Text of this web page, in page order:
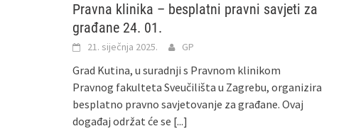
Pravna klinika – besplatni pravni savjeti za
građane 24. 01.
21. siječnja 2025. GP
Grad Kutina, u suradnji s Pravnom klinikom
Pravnog fakulteta Sveučilišta u Zagrebu, organizira
besplatno pravno savjetovanje za građane. Ovaj
događaj održat će se [...]